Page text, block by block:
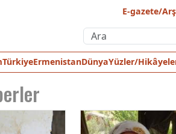
E-gazete/
TürkiyeErmenistanDünyaYüzler/